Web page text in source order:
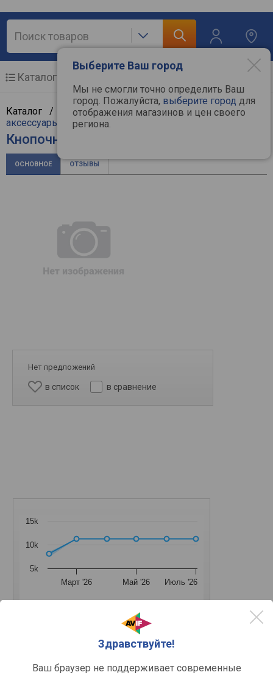
Выберите Ваш город
Мы не смогли точно определить Ваш
город. Пожалуйста, выберите город для
отображения магазинов и цен своего
региона.
Здравствуйте!
Ваш браузер не поддерживает современные
Каталог
Каталог / Мобильные и связь/Мобильные и
аксессуары
/Мобильные телефоны
Кнопочный телефон Nokia 130 2023
ОСНОВНОЕ ОТЗЫВЫ
Нет предложений
в список в сравнение
Март '26 Май '26 Июль '26
5k
10k
15k